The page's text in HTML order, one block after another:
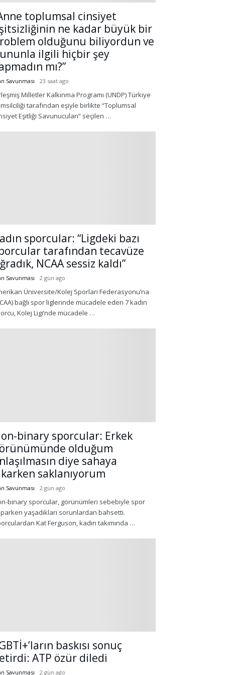
toplumsal cinsiyet
ne kadar büyük bir
olduğunu biliyordun ve
ilgili hiçbir şey
mı?”
Savunması 23 saat ago
Milletler Kalkınma Programı (UNDP) Türkiye
tarafından eşiyle birlikte “Toplumsal
Eşitliği Savunucuları” seçilen …
sporcular: “Ligdeki bazı
tarafından tecavüze
NCAA sessiz kaldı”
Savunması 2 gün ago
Üniversite/Kolej Sporları Federasyonu’na
bağlı spor liglerinde mücadele eden 7 kadın
Kolej Ligi’nde mücadele …
binary sporcular: Erkek
olduğum
diye sahaya
saklanıyorum
Savunması 2 gün ago
binary sporcular, görünümleri sebebiyle spor
yaşadıkları sorunlardan bahsetti.
Kat Ferguson, kadın takımında …
baskısı sonuç
ATP özür diledi
Savunması 2 gün ago